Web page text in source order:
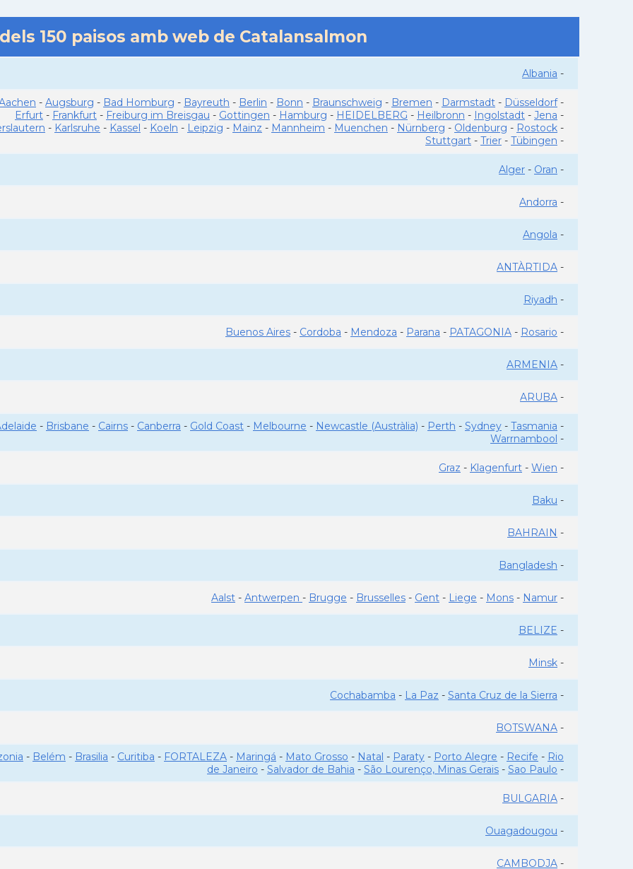
150 paisos amb web de Catalansalmon
Albania -
- Augsburg - Bad Homburg - Bayreuth - Berlin - Bonn - Braunschweig - Bremen - Darmstadt - Düsseldorf-
Erfurt - Frankfurt - Freiburg im Breisgau - Gottingen - Hamburg - HEIDELBERG - Heilbronn - Ingolstadt - Jena -
- Karlsruhe - Kassel - Koeln - Leipzig - Mainz - Mannheim - Muenchen - Nürnberg - Oldenburg - Rostock -
Stuttgart - Trier - Tübingen -
Alger - Oran -
Andorra -
Angola -
ANTÀRTIDA -
Riyadh -
Buenos Aires - Cordoba - Mendoza - Parana - PATAGONIA - Rosario -
ARMENIA -
ARUBA -
- Brisbane - Cairns - Canberra - Gold Coast - Melbourne - Newcastle (Austràlia) - Perth - Sydney - Tasmania -
Warrnambool -
Graz - Klagenfurt - Wien -
Baku -
BAHRAIN -
Bangladesh -
Aalst - Antwerpen - Brugge - Brusselles - Gent - Liege - Mons - Namur -
BELIZE -
Minsk -
Cochabamba - La Paz - Santa Cruz de la Sierra -
BOTSWANA -
- Belém - Brasilia - Curitiba - FORTALEZA - Maringá - Mato Grosso - Natal - Paraty - Porto Alegre - Recife - Rio
de Janeiro - Salvador de Bahia - São Lourenço, Minas Gerais - Sao Paulo -
BULGARIA -
Ouagadougou -
CAMBODJA -